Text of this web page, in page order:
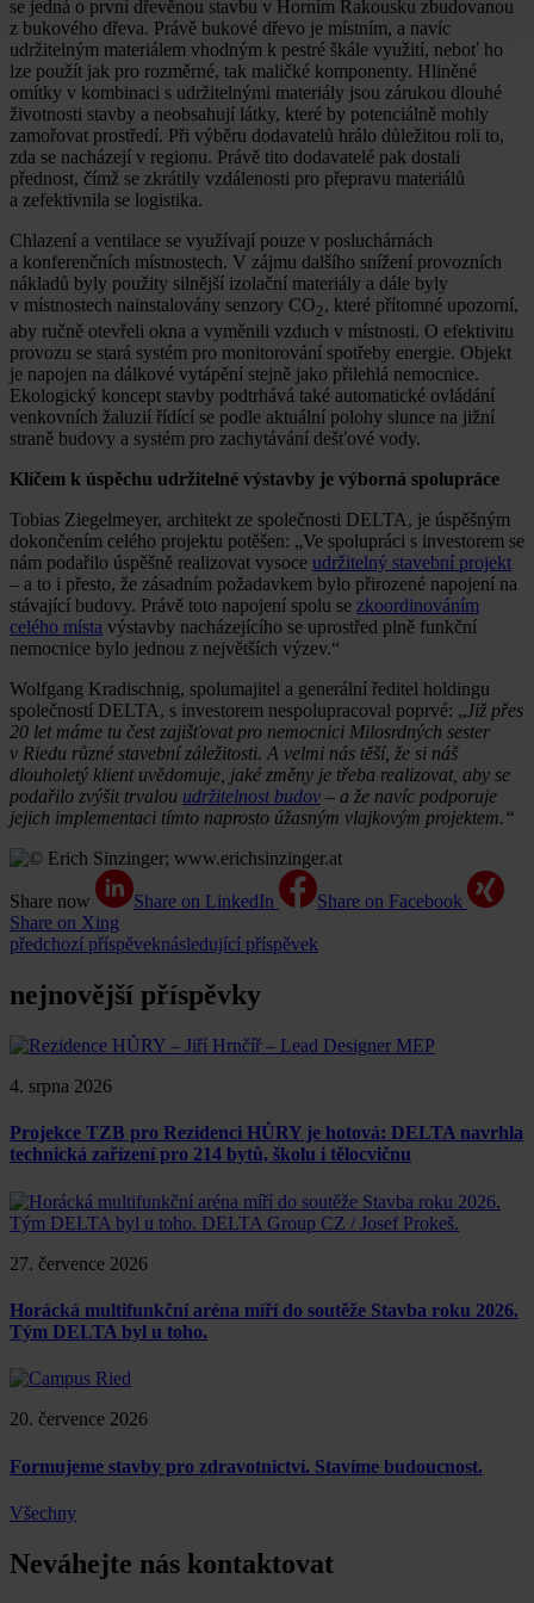
se jedná o první dřevěnou stavbu v Horním Rakousku zbudovanou
z bukového dřeva. Právě bukové dřevo je místním, a navíc
udržitelným materiálem vhodným k pestré škále využití, neboť ho
lze použít jak pro rozměrné, tak maličké komponenty. Hliněné
omítky v kombinaci s udržitelnými materiály jsou zárukou dlouhé
životnosti stavby a neobsahují látky, které by potenciálně mohly
zamořovat prostředí. Při výběru dodavatelů hrálo důležitou roli to,
zda se nacházejí v regionu. Právě tito dodavatelé pak dostali
přednost, čímž se zkrátily vzdálenosti pro přepravu materiálů
a zefektivnila se logistika.
Chlazení a ventilace se využívají pouze v posluchárnách
a konferenčních místnostech. V zájmu dalšího snížení provozních
nákladů byly použity silnější izolační materiály a dále byly
v místnostech nainstalovány senzory CO2, které přítomné upozorní,
aby ručně otevřeli okna a vyměnili vzduch v místnosti. O efektivitu
provozu se stará systém pro monitorování spotřeby energie. Objekt
je napojen na dálkové vytápění stejně jako přilehlá nemocnice.
Ekologický koncept stavby podtrhává také automatické ovládání
venkovních žaluzií řídící se podle aktuální polohy slunce na jižní
straně budovy a systém pro zachytávání dešťové vody.
Klíčem k úspěchu udržitelné výstavby je výborná spolupráce
Tobias Ziegelmeyer, architekt ze společnosti DELTA, je úspěšným
dokončením celého projektu potěšen: „Ve spolupráci s investorem se
nám podařilo úspěšně realizovat vysoce udržitelný stavební projekt
– a to i přesto, že zásadním požadavkem bylo přirozené napojení na
stávající budovy. Právě toto napojení spolu se zkoordinováním
celého místa výstavby nacházejícího se uprostřed plně funkční
nemocnice bylo jednou z největších výzev.“
Wolfgang Kradischnig, spolumajitel a generální ředitel holdingu
společností DELTA, s investorem nespolupracoval poprvé: „Již přes
20 let máme tu čest zajišťovat pro nemocnici Milosrdných sester
v Riedu různé stavební záležitosti. A velmi nás těší, že si náš
dlouholetý klient uvědomuje, jaké změny je třeba realizovat, aby se
podařilo zvýšit trvalou udržitelnost budov – a že navíc podporuje
jejich implementaci tímto naprosto úžasným vlajkovým projektem.“
Share now Share on LinkedIn
Share on Facebook
Share on Xing
předchozí příspěveknásledující příspěvek
nejnovější příspěvky
4. srpna 2026
Projekce TZB pro Rezidenci HŮRY je hotová: DELTA navrhla
technická zařízení pro 214 bytů, školu i tělocvičnu
27. července 2026
Horácká multifunkční aréna míří do soutěže Stavba roku 2026.
Tým DELTA byl u toho.
20. července 2026
Formujeme stavby pro zdravotnictví. Stavíme budoucnost.
Všechny
Neváhejte nás kontaktovat